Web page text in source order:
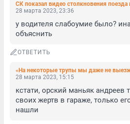
28 марта 2023, 23:36
у водителя слабоумие было?
объяснить
ОТВЕТИТЬ
28 марта 2023, 15:15
кстати, орский маньяк андреев
своих жертв в гараже, только
нашли